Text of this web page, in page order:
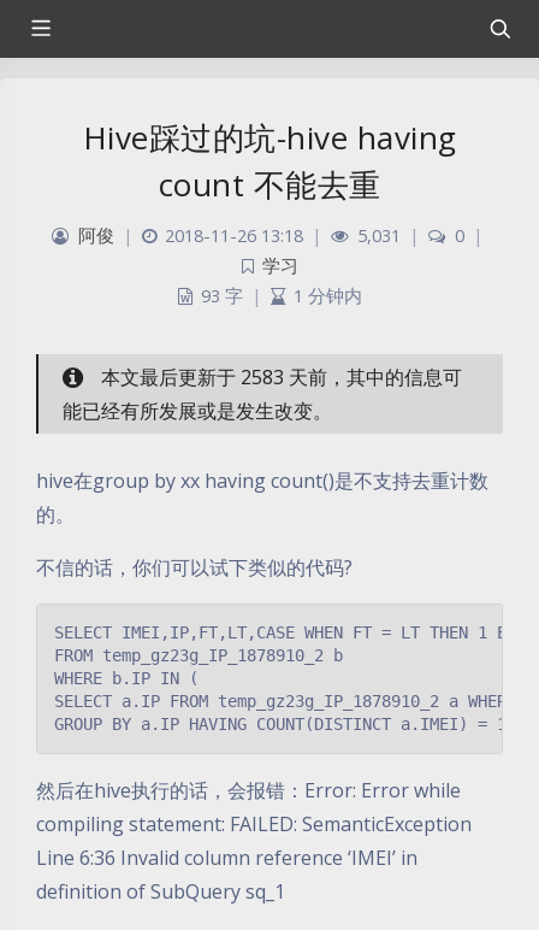
Hive踩过的坑-hive having
count 不能去重
阿俊 | 2018-11-26 13:18 | 5,031 | 0 |
学习
93 字
| 1 分钟内
本文最后更新于 2583 天前，其中的信息可
能已经有所发展或是发生改变。
hive在group by xx having count()是不支持去重计数
的。
不信的话，你们可以试下类似的代码?
SELECT IMEI,IP,FT,LT,CASE WHEN FT = LT THEN 1 ELSE
FROM temp_gz23g_IP_1878910_2 b
WHERE b.IP IN (
SELECT a.IP FROM temp_gz23g_IP_1878910_2 a
GROUP BY a.IP HAVING COUNT(DISTINCT a.IMEI) = 1)
然后在hive执行的话，会报错：Error: Error while
compiling statement: FAILED: SemanticException
Line 6:36 Invalid column reference ‘IMEI’ in
definition of SubQuery sq_1